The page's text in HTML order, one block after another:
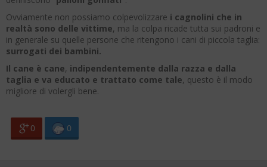
Ovviamente non possiamo colpevolizzare i cagnolini che in
realtà sono delle vittime, ma la colpa ricade tutta sui padroni e
in generale su quelle persone che ritengono i cani di piccola taglia:
surrogati dei bambini.
Il cane è cane, indipendentemente dalla razza e dalla
taglia e va educato e trattato come tale, questo è il modo
migliore di volergli bene.
0 0